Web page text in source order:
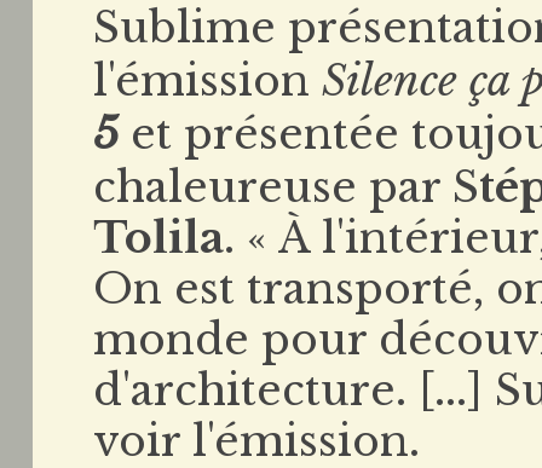
Sublime
l'émissionSilence ça
5et présentée
chaleureuse par S
Tolila. « À
On est transporté,
monde pour
d'architecture. [...]
voir l'émission.